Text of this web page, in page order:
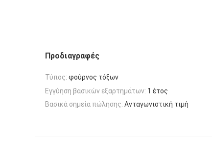
Προδιαγραφές
Τύπος: φούρνος τόξων
Εγγύηση βασικών εξαρτημάτων: 1 έτος
Βασικά σημεία πώλησης: Ανταγωνιστική τιμή